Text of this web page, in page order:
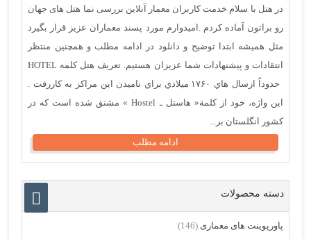
در هتل با سلام خدمت کاربران معمار آنلاین بررسی نما هتل های جهان
رو براتون آماده کردم .امیدوارم مورد پسند معماران عزیز قرار بگیرد
مثل همیشه ابتدا توضیح و دانلود در ادامه مطلب و همچنین منتظر
انتقادات و پیشنهادات شما عزیزان هستیم. تعریف هتل كلمه HOTEL
حدوداً ازسال هاي ۱۷۶۰ ميلادي براي ناميدن اين مراكز به کاررفت .
اين واژه، خود از كلمة« هاستل ـ Hostel » مشتق شده است كه در
كشور انگلستان بر...
ادامه مطلب
دسته محصولات
پاورپوینت های معماری (146)